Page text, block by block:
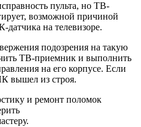
пульта, но ТВ-
возможной причиной
на телевизоре.
подозрения на такую
ТВ-приемник и выполнить
на его корпусе. Если
вышел из строя.
и ремонт поломок